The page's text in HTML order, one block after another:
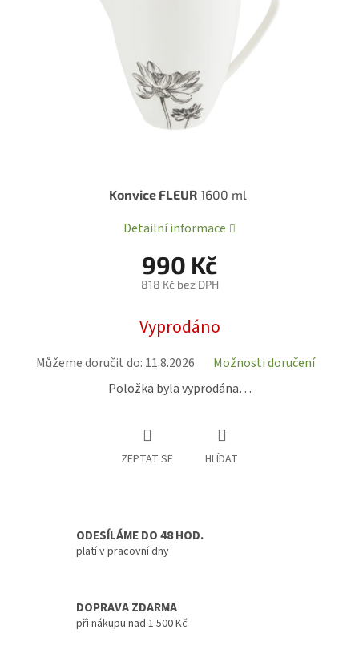
990 Kč
818 Kč bez DPH
cena:
Vyprodáno
Můžeme doručit do: 11.8.2026
Možnosti doručení
Položka byla vyprodána…
Konvice FLEUR 1600 ml
Detailní informace
ZEPTAT SE HLÍDAT
ODESÍLÁME DO 48 HOD.
platí v pracovní dny
DOPRAVA ZDARMA
při nákupu nad 1 500 Kč